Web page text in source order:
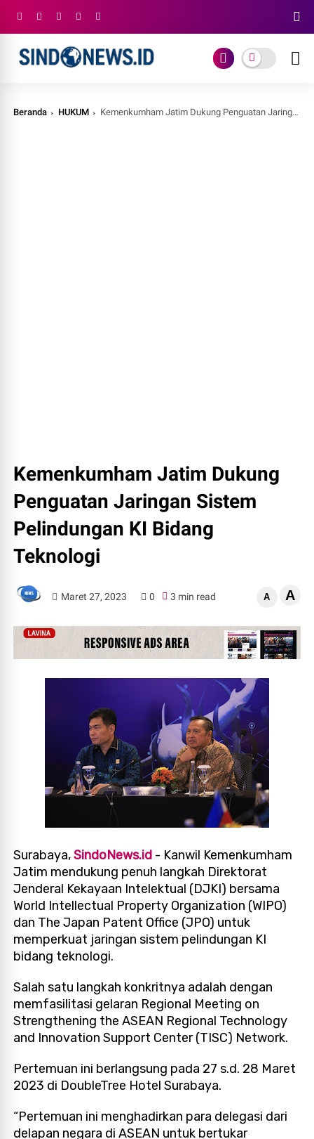
Beranda HUKUM Kemenkumham Jatim Dukung Penguatan Jaringan Sistem Pelindungan KI Bidang Teknologi
Kemenkumham Jatim Dukung
Penguatan Jaringan Sistem
Pelindungan KI Bidang
Teknologi
Maret 27, 2023 0 3 min read A A
Surabaya,SindoNews.id - Kanwil Kemenkumham
Jatim mendukung penuh langkah Direktorat
Jenderal Kekayaan Intelektual (DJKI) bersama
World Intellectual Property Organization (WIPO)
dan The Japan Patent Office (JPO) untuk
memperkuat jaringan sistem pelindungan KI
bidang teknologi.
Salah satu langkah konkritnya adalah dengan
memfasilitasi gelaran Regional Meeting on
Strengthening the ASEAN Regional Technology
and Innovation Support Center (TISC) Network.
Pertemuan ini berlangsung pada 27 s.d. 28 Maret
2023 di DoubleTree Hotel Surabaya.
“Pertemuan ini menghadirkan para delegasi dari
delapan negara di ASEAN untuk bertukar